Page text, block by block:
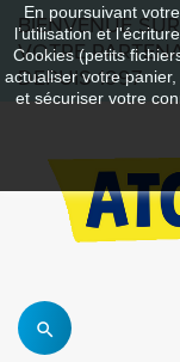
En poursuivant
l’utilisation et
Cookies (petits
actualiser votre
et sécuriser votre
BIENVENUE
VOTRE
DEPUIS 1997